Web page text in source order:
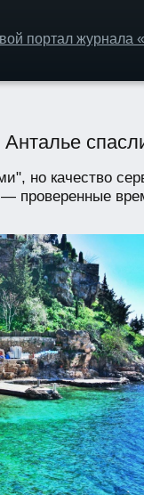
портал
но качество
проверенные